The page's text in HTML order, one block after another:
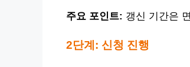
주요 포인트: 갱신 기간은
2단계: 신청 진행